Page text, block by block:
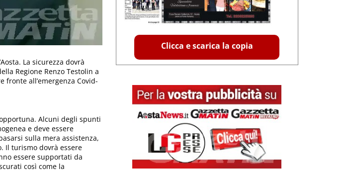
La sicurezza dovrà
Regione Renzo Testolin a
all’emergenza Covid-
Alcuni degli spunti
e deve essere
sulla mera assistenza,
Il turismo dovrà essere
essere supportati da
così come la
Clicca e scarica la copia